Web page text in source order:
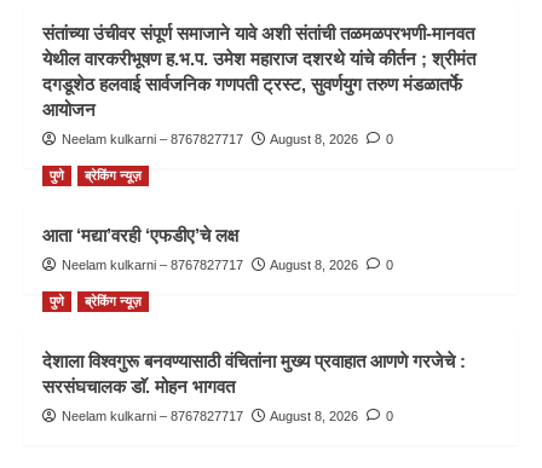
संतांच्या उंचीवर संपूर्ण समाजाने यावे अशी संतांची तळमळपरभणी-मानवत
येथील वारकरीभूषण ह.भ.प. उमेश महाराज दशरथे यांचे कीर्तन ; श्रीमंत
दगडूशेठ हलवाई सार्वजनिक गणपती ट्रस्ट, सुवर्णयुग तरुण मंडळातर्फे
आयोजन
Neelam kulkarni – 8767827717 August 8, 2026 0
पुणे ब्रेकिंग न्यूज़
आता ‘मद्या’वरही ‘एफडीए’चे लक्ष
Neelam kulkarni – 8767827717 August 8, 2026 0
पुणे ब्रेकिंग न्यूज़
देशाला विश्वगुरू बनवण्यासाठी वंचितांना मुख्य प्रवाहात आणणे गरजेचे :
सरसंघचालक डाॅ. मोहन भागवत
Neelam kulkarni – 8767827717 August 8, 2026 0